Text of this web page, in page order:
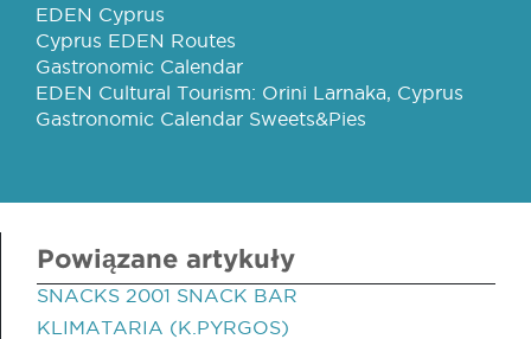
EDEN Cyprus
Cyprus EDEN Routes
Gastronomic Calendar
EDEN Cultural Tourism: Orini Larnaka, Cyprus
Gastronomic Calendar Sweets&Pies
Powiązane artykuły
SNACKS 2001 SNACK BAR
KLIMATARIA (K.PYRGOS)